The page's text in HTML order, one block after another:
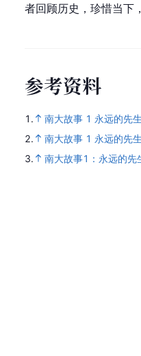
者回顾历史，珍惜当下
参考资料
1.
南大故事 1 永远的先
2.
南大故事 1 永远的先
3.
南大故事1：永远的先